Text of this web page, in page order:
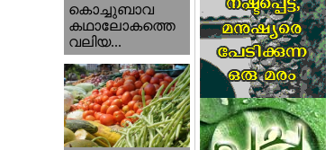
കൊച്ചുബാവ
കഥാലോകത്തെ
വലിയ...